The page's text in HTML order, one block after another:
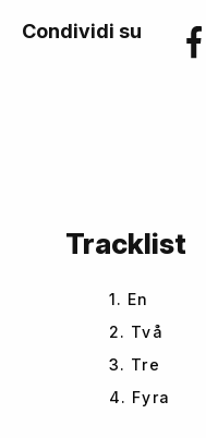
Condividi su
Tracklist
1. En
2. Två
3. Tre
4. Fyra